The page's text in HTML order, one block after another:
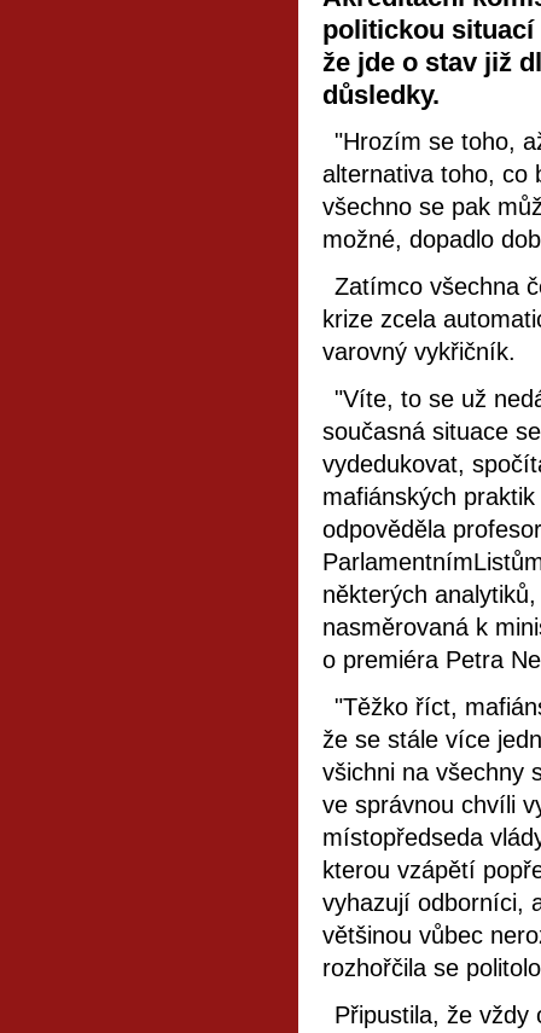
politickou situací
že jde o stav již
důsledky.
"Hrozím se toho,
alternativa toho, co
všechno se pak
možné, dopadlo
Zatímco všechna
krize zcela
varovný vykřičník.
"Víte, to se už
současná situace
vydedukovat,
mafiánských
odpověděla
některých
nasměrovaná k
o premiéra Petra
"Těžko říct,
že se stále více
všichni na všechny
ve správnou chvíli
místopředseda
kterou vzápětí
vyhazují odborníci,
většinou vůbec
rozhořčila se
Připustila, že vždy